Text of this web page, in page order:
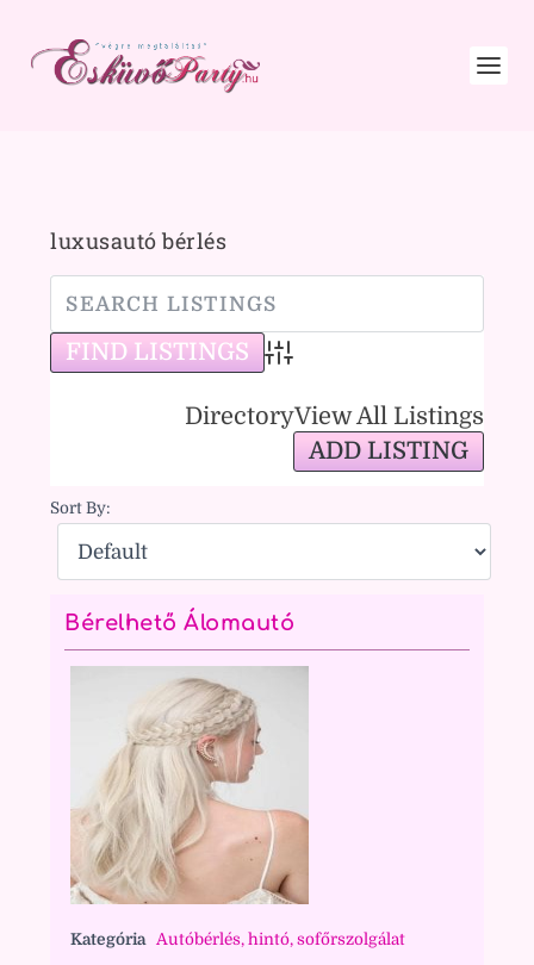
luxusautó bérlés
Advanced Search
DirectoryView All Listings
ADD LISTING
Sort By:
Bérelhető Álomautó
Kategória Autóbérlés, hintó, sofőrszolgálat